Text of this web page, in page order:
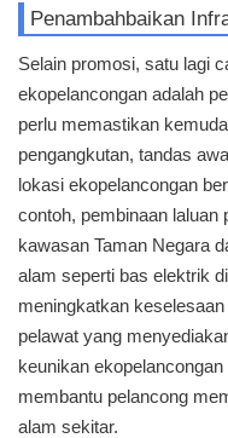
Penambahbaikan
Selain promosi, satu lagi
ekopelancongan adalah
perlu memastikan
pengangkutan, tandas
lokasi ekopelancongan
contoh, pembinaan laluan
kawasan Taman Negara
alam seperti bas elektrik
meningkatkan
pelawat yang
keunikan
membantu pelancong
alam sekitar.